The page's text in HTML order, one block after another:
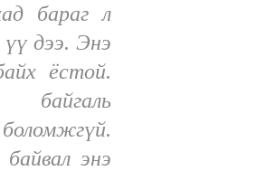
бараг л
үү дээ. Энэ
ёстой.
байгаль
энэ